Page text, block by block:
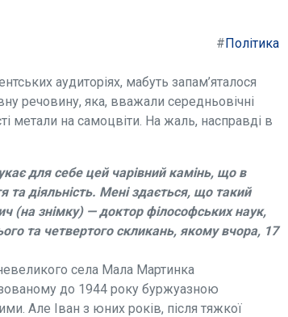
#Політика
аудиторіях, мабуть запам’яталося
речовину, яка, вважали середньовічні
метали на самоцвіти. На жаль, насправді в
для себе цей чарівний камінь, що в
та діяльність. Мені здається, що такий
(на знімку) — доктор філософських наук,
та четвертого скликань, якому вчора, 17
села Мала Мартинка
до 1944 року буржуазною
Але Іван з юних років, після тяжкої